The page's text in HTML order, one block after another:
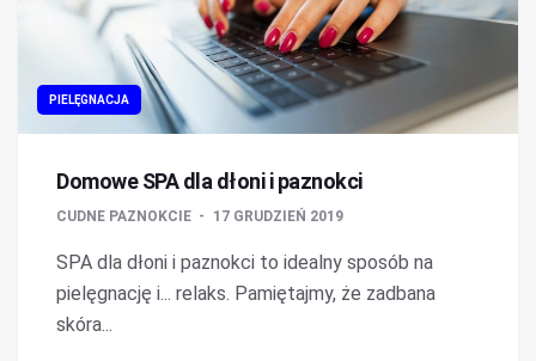
PIELĘGNACJA
Domowe SPA dla dłoni i paznokci
CUDNE PAZNOKCIE 17 GRUDZIEŃ 2019
SPA dla dłoni i paznokci to idealny sposób na
pielęgnację i... relaks. Pamiętajmy, że zadbana
skóra...